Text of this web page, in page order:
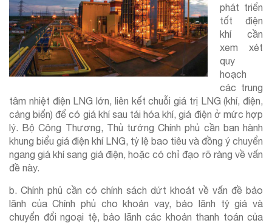
phát triển
tốt điện
khí cần
xem xét
quy
hoạch
các trung
tâm nhiệt điện LNG lớn, liên kết chuỗi giá trị LNG (khí, điện,
cảng biển) để có giá khí sau tái hóa khí, giá điện ở mức hợp
lý. Bộ Công Thương, Thủ tướng Chính phủ cần ban hành
khung biểu giá điện khí LNG, tỷ lệ bao tiêu và đồng ý chuyển
ngang giá khí sang giá điện, hoặc có chỉ đạo rõ ràng về vấn
đề này.
b. Chính phủ cần có chính sách dứt khoát về vấn đề bảo
lãnh của Chính phủ cho khoản vay, bảo lãnh tỷ giá và
chuyển đổi ngoại tệ, bảo lãnh các khoản thanh toán của